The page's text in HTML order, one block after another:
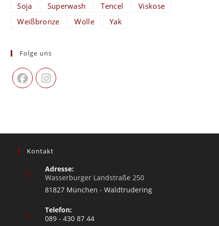
Soja
Superwash Tencel
Viskose
Weißbronze
Wolle Yak
Folge uns
Kontakt
Adresse:
Wasserburger Landstraße 250
81827 München - Waldtrudering
Telefon:
089 - 430 87 44